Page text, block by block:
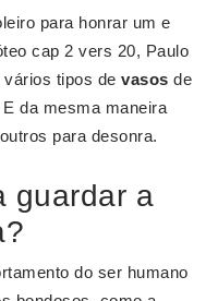
para honrar um e
cap 2 vers 20, Paulo
tipos de vasos de
da mesma maneira
para desonra.
guardar a
do ser humano